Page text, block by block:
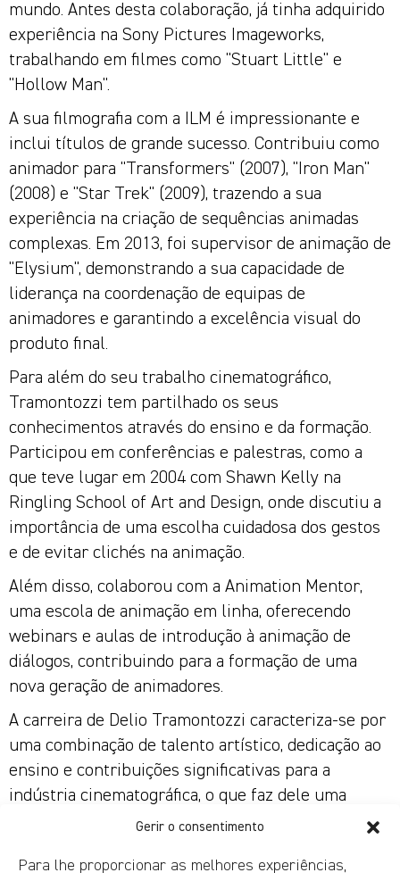
Gerir o consentimento
Para lhe proporcionar as melhores experiências,
mundo. Antes desta colaboração, já tinha adquirido
experiência na Sony Pictures Imageworks,
trabalhando em filmes como "Stuart Little" e
"Hollow Man".
A sua filmografia com a ILM é impressionante e
inclui títulos de grande sucesso. Contribuiu como
animador para "Transformers" (2007), "Iron Man"
(2008) e "Star Trek" (2009), trazendo a sua
experiência na criação de sequências animadas
complexas. Em 2013, foi supervisor de animação de
"Elysium", demonstrando a sua capacidade de
liderança na coordenação de equipas de
animadores e garantindo a excelência visual do
produto final.
Para além do seu trabalho cinematográfico,
Tramontozzi tem partilhado os seus
conhecimentos através do ensino e da formação.
Participou em conferências e palestras, como a
que teve lugar em 2004 com Shawn Kelly na
Ringling School of Art and Design, onde discutiu a
importância de uma escolha cuidadosa dos gestos
e de evitar clichés na animação.
Além disso, colaborou com a Animation Mentor,
uma escola de animação em linha, oferecendo
webinars e aulas de introdução à animação de
diálogos, contribuindo para a formação de uma
nova geração de animadores.
A carreira de Delio Tramontozzi caracteriza-se por
uma combinação de talento artístico, dedicação ao
ensino e contribuições significativas para a
indústria cinematográfica, o que faz dele uma
figura respeitada no domínio da animação e dos